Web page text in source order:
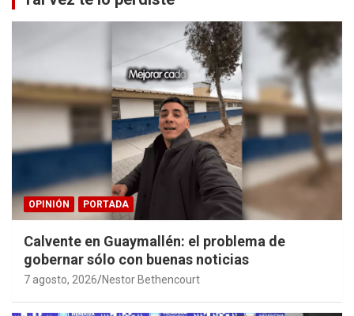
OPINIÓN PORTADA
Calvente en Guaymallén: el problema de
gobernar sólo con buenas noticias
7 agosto, 2026 Nestor Bethencourt